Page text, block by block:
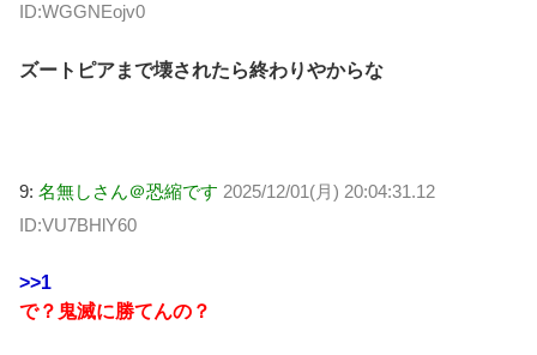
ID:WGGNEojv0
ズートピアまで壊されたら終わりやからな
9: 名無しさん＠恐縮です 2025/12/01(月) 20:04:31.12
ID:VU7BHlY60
>>1
で？鬼滅に勝てんの？